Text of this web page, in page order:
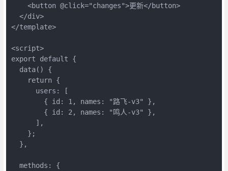
    <button @click="changes">更新</button>
  </div>
</template>
<script>
export default {
  data() {
    return {
      users: [
        { id: 1, names: "路飞-v3" },
        { id: 2, names: "鸣人-v3" },
      ],
    };
  },
  methods: {